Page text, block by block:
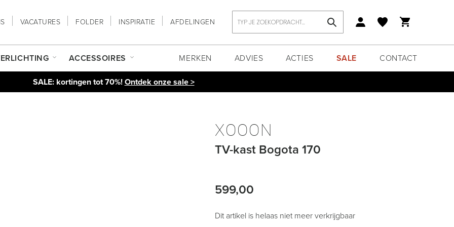
VACATURES FOLDER INSPIRATIE AFDELINGEN
ACCESSOIRES MERKEN ADVIES ACTIES SALE CONTACT
SALE: kortingen tot 70%!Ontdek onze sale >
XOOON
TV-kast Bogota 170
599,00
Dit artikel is helaas niet meer verkrijgbaar